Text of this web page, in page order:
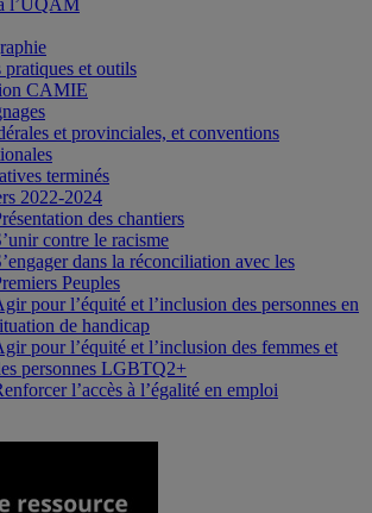
l’UQAM
pratiques et outils
CAMIE
et provinciales, et conventions
terminés
2022-2024
des chantiers
contre le racisme
dans la réconciliation avec les
Peuples
pour l’équité et l’inclusion des personnes en
de handicap
pour l’équité et l’inclusion des femmes et
personnes LGBTQ2+
l’accès à l’égalité en emploi